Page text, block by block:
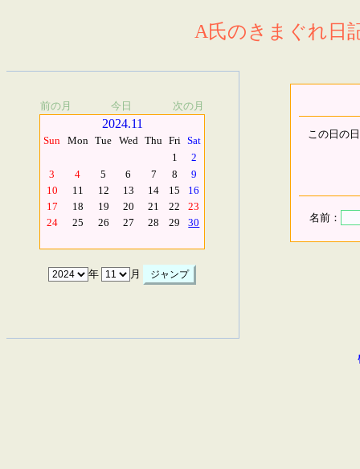
A氏のきまぐれ日
前の月 今日 次の月
2024.11
Sun Mon Tue Wed Thu Fri Sat
1
2
3
4 5 6 7 8
9
10
11 12 13 14 15
16
17
18 19 20 21 22
23
24
25 26 27 28 29 30
年 月
この日の
名前：